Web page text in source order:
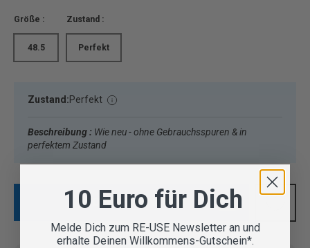
Größe :
48.5
Zustand :
Perfekt
Zustand:Perfekt
Beschreibung : Wie neu - ohne Gebrauchsspuren & in
perfektem Zustand
IN DEN WARENKORB
10 Euro für Dich
Melde Dich zum RE-USE Newsletter an und
erhalte Deinen Willkommens-Gutschein*.